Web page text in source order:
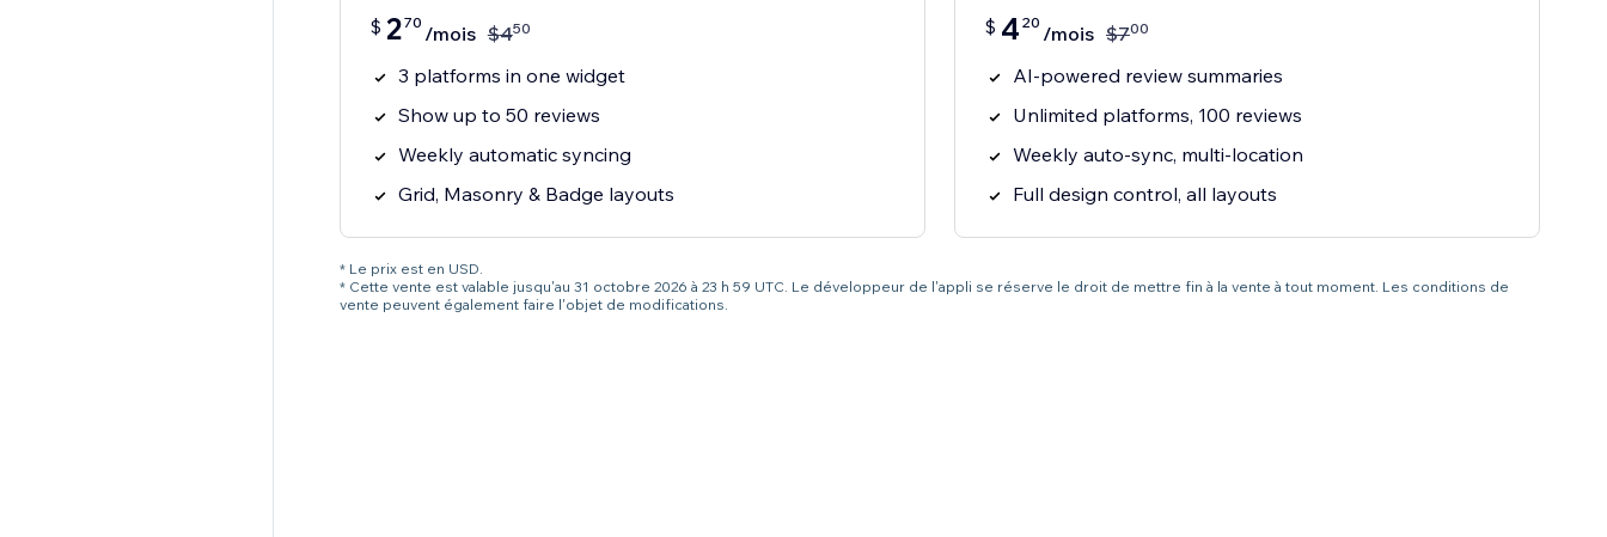
$ 270 /mois $450
3 platforms in one widget
Show up to 50 reviews
Weekly automatic syncing
Grid, Masonry & Badge layouts
$ 4 20 /mois $700
AI-powered review summaries
Unlimited platforms, 100 reviews
Weekly auto-sync, multi-location
Full design control, all layouts
* Le prix est en USD.
* Cette vente est valable jusqu'au 31 octobre 2026 à 23 h 59 UTC. Le développeur de l'appli se réserve le droit de mettre fin à la vente à tout moment. Les conditions de
vente peuvent également faire l'objet de modifications.